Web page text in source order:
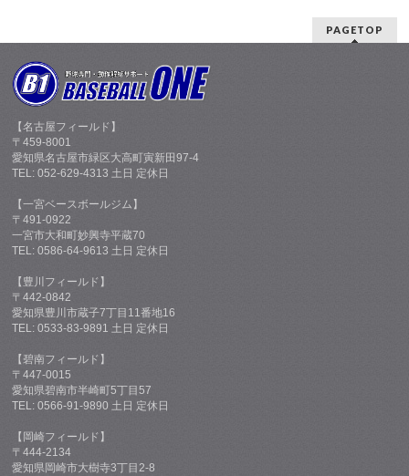
PAGETOP
【名古屋フィールド】
〒459-8001
愛知県名古屋市緑区大高町寅新田97-4
TEL: 052-629-4313 土日 定休日
【一宮ベースボールジム】
〒491-0922
一宮市大和町妙興寺平蔵70
TEL: 0586-64-9613 土日 定休日
【豊川フィールド】
〒442-0842
愛知県豊川市蔵子7丁目11番地16
TEL: 0533-83-9891 土日 定休日
【碧南フィールド】
〒447-0015
愛知県碧南市半崎町5丁目57
TEL: 0566-91-9890 土日 定休日
【岡崎フィールド】
〒444-2134
愛知県岡崎市大樹寺3丁目2-8